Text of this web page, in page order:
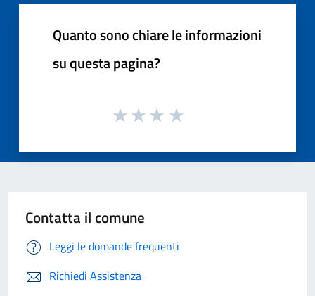
Quanto sono chiare le informazioni
su questa pagina?
Contatta il comune
Leggi le domande frequenti
Richiedi Assistenza